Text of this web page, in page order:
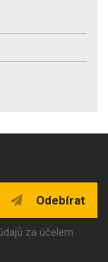
Odebírat
za účelem